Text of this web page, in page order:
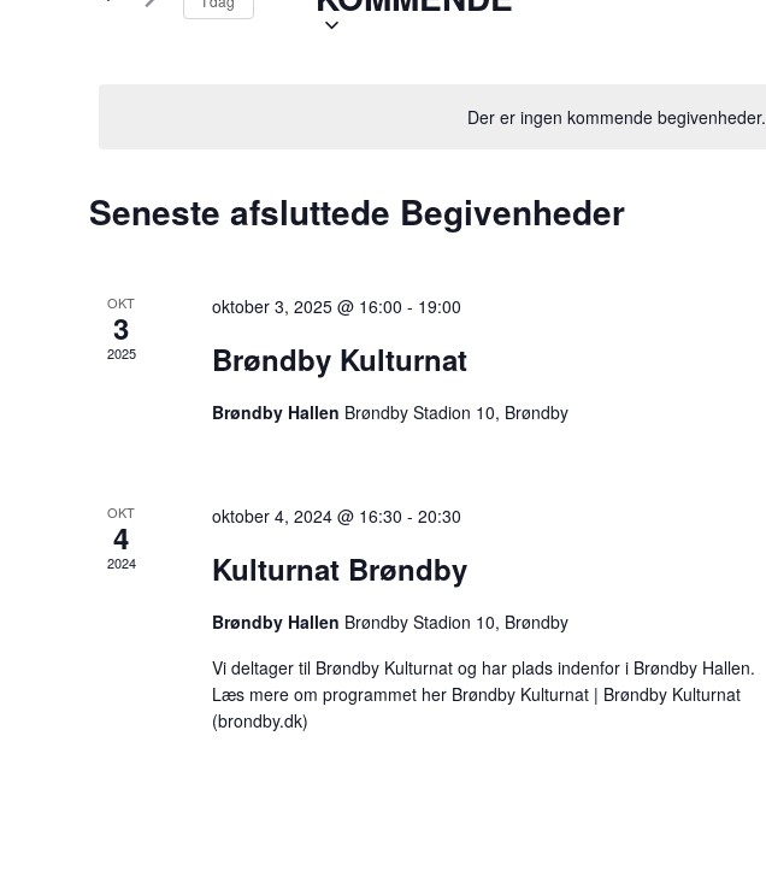
Der er ingen kommende begivenheder.
visninger
Seneste afsluttede Begivenheder
OKT
3
2025
oktober 3, 2025 @ 16:00 - 19:00
Brøndby Kulturnat
Brøndby Hallen Brøndby Stadion 10, Brøndby
OKT
4
2024
oktober 4, 2024 @ 16:30 - 20:30
Kulturnat Brøndby
Brøndby Hallen Brøndby Stadion 10, Brøndby
Vi deltager til Brøndby Kulturnat og har plads indenfor i Brøndby Hallen.
Læs mere om programmet her Brøndby Kulturnat | Brøndby Kulturnat
(brondby.dk)